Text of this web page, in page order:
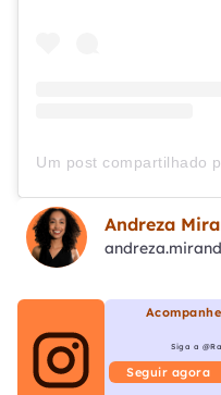
Andreza
Siga a
Seguir agora